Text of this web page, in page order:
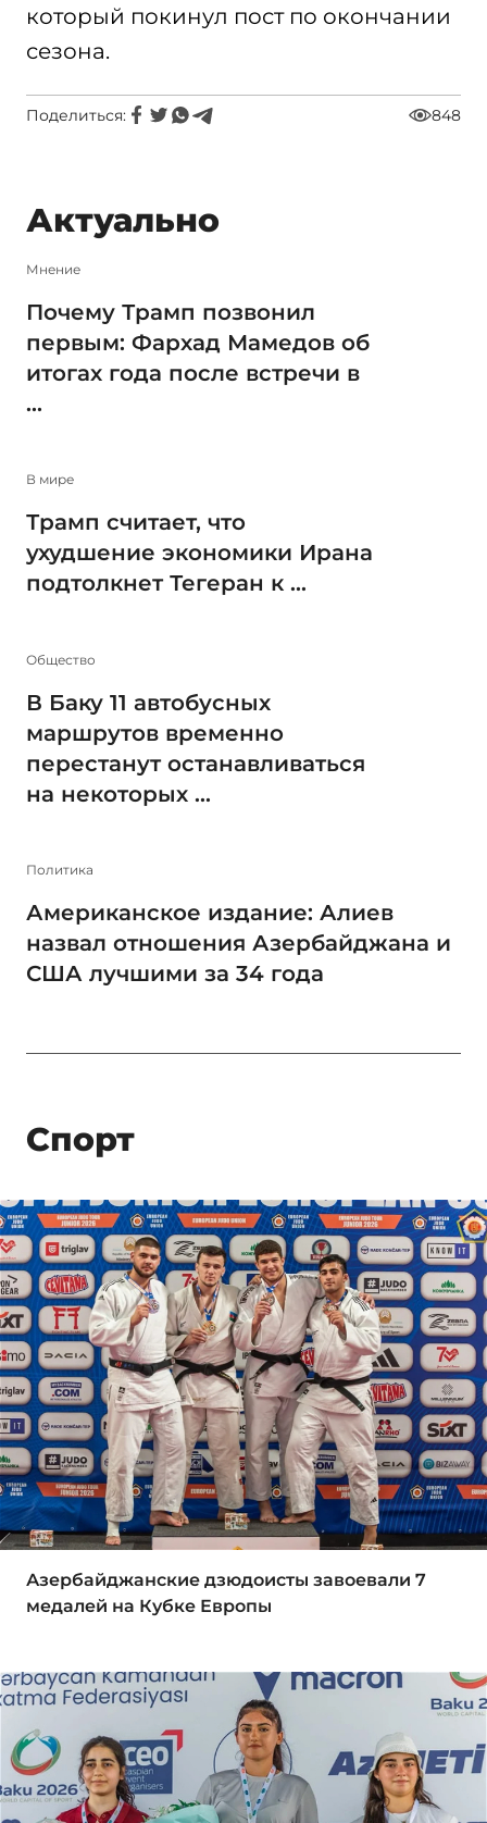
который покинул пост по окончании
сезона.
Поделиться: 848
Актуально
Мнение
Почему Трамп позвонил
первым: Фархад Мамедов об
итогах года после встречи в
...
В мире
Трамп считает, что
ухудшение экономики Ирана
подтолкнет Тегеран к ...
Общество
В Баку 11 автобусных
маршрутов временно
перестанут останавливаться
на некоторых ...
Политика
Американское издание: Алиев
назвал отношения Азербайджана и
США лучшими за 34 года
Спорт
Азербайджанские дзюдоисты завоевали 7
медалей на Кубке Европы